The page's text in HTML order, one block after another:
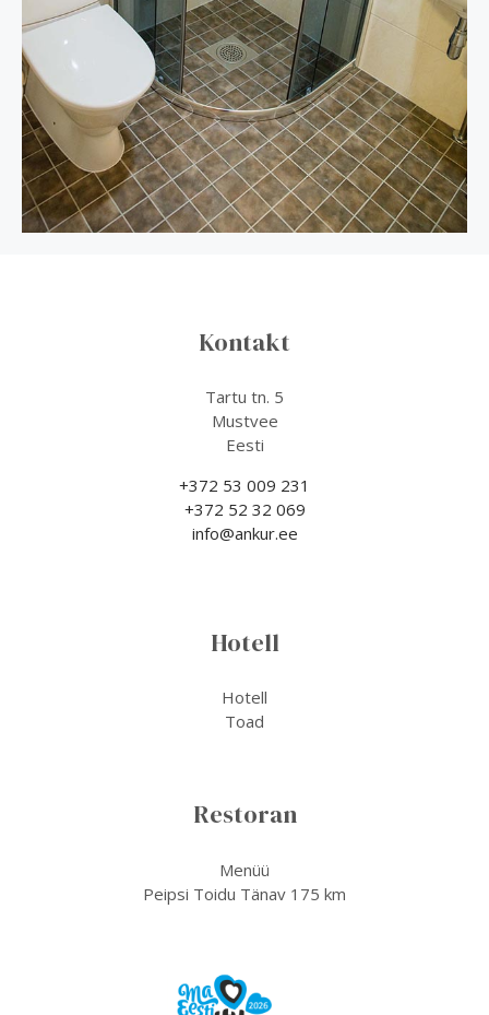
Kontakt
Tartu tn. 5
Mustvee
Eesti
+372 53 009 231
+372 52 32 069
info@ankur.ee
Hotell
Hotell
Toad
Restoran
Menüü
Peipsi Toidu Tänav 175 km